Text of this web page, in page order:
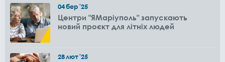
04бер'25
Центри "ЯМаріуполь" запускають
новий проєкт для літніх людей
28лют'25